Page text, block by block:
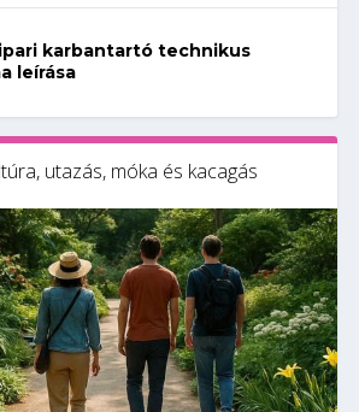
karbantartó technikus
leírása
utazás, móka és kacagás